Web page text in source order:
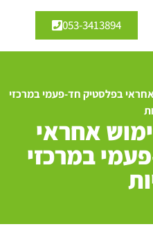
053-3413894
אחראי בפלסטיק חד-פעמי במרכזי
אחראי
במרכזי